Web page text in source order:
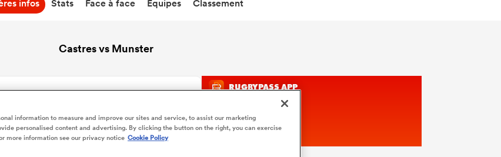
infos Stats Face à face Equipes Classement
Castres vs Munster
information to measure and improve our sites and service, to assist our marketing
personalised content and advertising. By clicking the button on the right, you can exercise
more information see our privacy notice Cookie Policy